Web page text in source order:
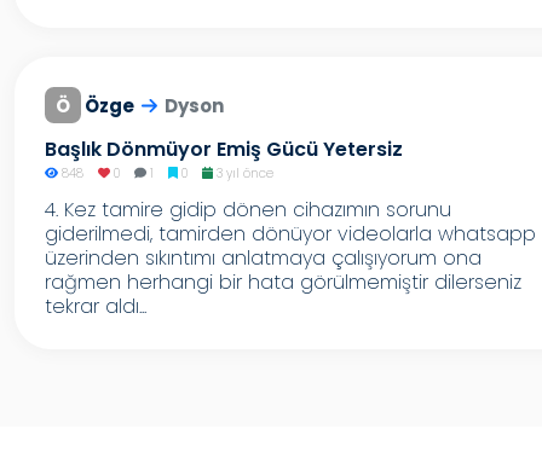
Ö Özge Dyson
Başlık Dönmüyor Emiş Gücü Yetersiz
848 0 1 0 3 yıl önce
4. Kez tamire gidip dönen cihazımın sorunu
giderilmedi, tamirden dönüyor videolarla whatsapp
üzerinden sıkıntımı anlatmaya çalışıyorum ona
rağmen herhangi bir hata görülmemiştir dilerseniz
tekrar aldı...